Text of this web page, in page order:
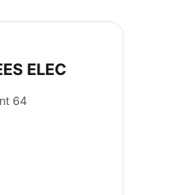
ELEC
64